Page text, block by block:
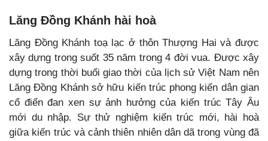
Lăng Đồng Khánh hài hoà
Lăng Ðồng Khánh toạ lạc ở thôn Thượng Hai và được
xây dựng trong suốt 35 năm trong 4 đời vua. Được xây
dựng trong thời buổi giao thời của lịch sử Việt Nam nên
Lăng Đồng Khánh sở hữu kiến trúc phong kiến dân gian
cổ điển đan xen sự ảnh hưởng của kiến trúc Tây Âu
mới du nhập. Sự thử nghiệm kiến trúc mới, hài hoà
giữa kiến trúc và cảnh thiên nhiên dân dã trong vùng đã